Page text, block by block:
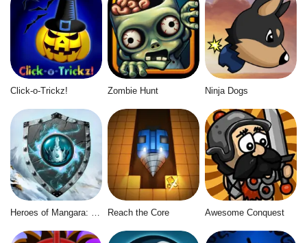
Click-o-Trickz! Zombie Hunt Ninja Dogs
Heroes of Mangara: The Frost Crown Reach the Core Awesome Conquest